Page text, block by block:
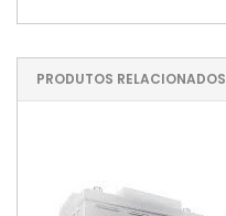
PRODUTOS RELACIONADOS